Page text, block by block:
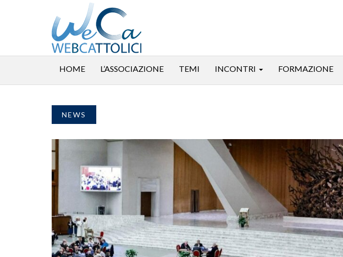
HOME L’ASSOCIAZIONE TEMI INCONTRI FORMAZIONE
NEWS